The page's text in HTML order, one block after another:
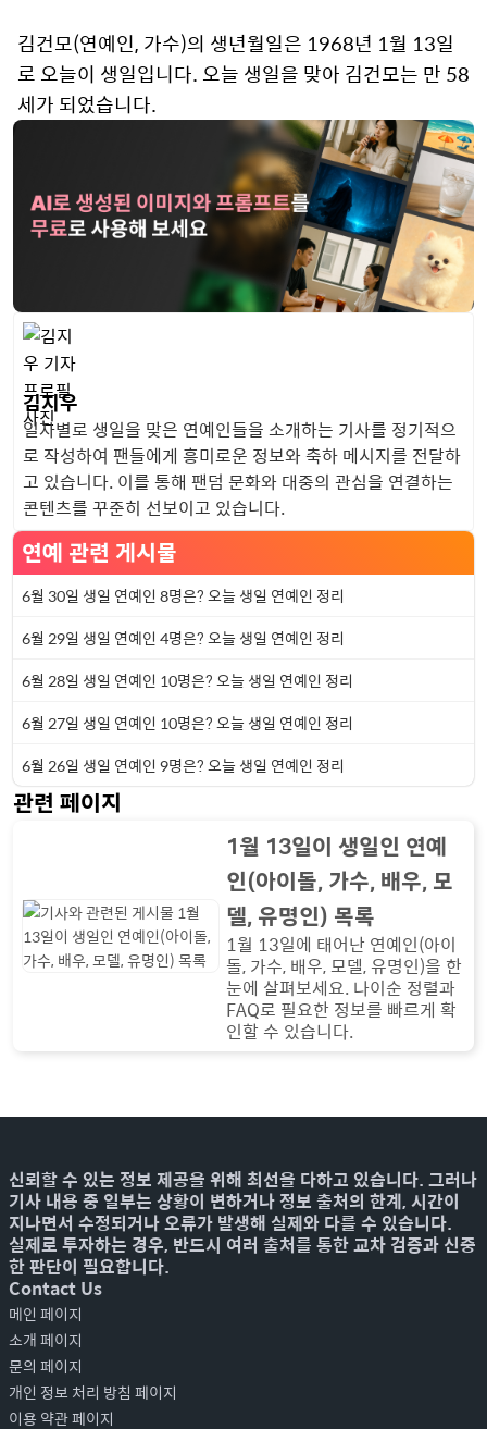
김건모(연예인, 가수)의 생년월일은 1968년 1월 13일
로 오늘이 생일입니다. 오늘 생일을 맞아 김건모는 만 58
세가 되었습니다.
김지우
일자별로 생일을 맞은 연예인들을 소개하는 기사를 정기적으
로 작성하여 팬들에게 흥미로운 정보와 축하 메시지를 전달하
고 있습니다. 이를 통해 팬덤 문화와 대중의 관심을 연결하는
콘텐츠를 꾸준히 선보이고 있습니다.
연예 관련 게시물
6월 30일 생일 연예인 8명은? 오늘 생일 연예인 정리
6월 29일 생일 연예인 4명은? 오늘 생일 연예인 정리
6월 28일 생일 연예인 10명은? 오늘 생일 연예인 정리
6월 27일 생일 연예인 10명은? 오늘 생일 연예인 정리
6월 26일 생일 연예인 9명은? 오늘 생일 연예인 정리
관련 페이지
1월 13일이 생일인 연예
인(아이돌, 가수, 배우, 모
델, 유명인) 목록
1월 13일에 태어난 연예인(아이
돌, 가수, 배우, 모델, 유명인)을 한
눈에 살펴보세요. 나이순 정렬과
FAQ로 필요한 정보를 빠르게 확
인할 수 있습니다.
신뢰할 수 있는 정보 제공을 위해 최선을 다하고 있습니다. 그러나
기사 내용 중 일부는 상황이 변하거나 정보 출처의 한계, 시간이
지나면서 수정되거나 오류가 발생해 실제와 다를 수 있습니다.
실제로 투자하는 경우, 반드시 여러 출처를 통한 교차 검증과 신중
한 판단이 필요합니다.
Contact Us
메인 페이지
소개 페이지
문의 페이지
개인 정보 처리 방침 페이지
이용 약관 페이지